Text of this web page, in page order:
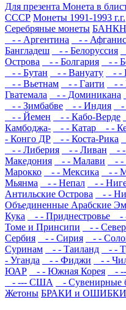
Для презента Монета в
СССР Монеты 1991-1993 г.г.
Серебряные монеты
- - Аргентина
- -
Бангладеш
- - Белоруссия
Острова
- - Болгария - -
- - Бутан
- - Вануату - -
- - Вьетнам
- - Гаити - -
Гватемала
- - Доминикана
- - Зимбабве
- - Индия -
- - Йемен
- - Кабо-Верде
Камбоджа-
- - Катар - -
- Конго ДР
- - Коста-Рика
- - Либерия
- - Ливан - -
Македония
- - Малави - -
Марокко
- - Мексика - -
Мьянма
- - Непал - -
Антильские Острова
- -
Объединенные Арабские
Кука
- - Приднестровье -
Томе и Принсипи
- -
Сербия
- - Сирия - -
Суринам
- - Таиланд - -
- Уганда
- - Фиджи - -
ЮАР
- - Южная Корея -
- --- США
- Сувенирные
Жетоны БРАКИ и ОШИБКИ